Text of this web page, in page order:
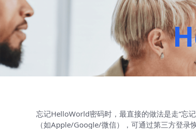
忘记HelloWorld密码时，最直接的做法是走“忘
（如Apple/Google/微信），可通过第三方登录